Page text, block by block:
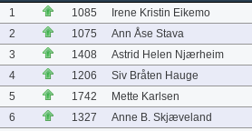
1
1085
Irene Kristin Eikemo
2
1075
Ann Åse Stava
3
1408
Astrid Helen Njærheim
4
1206
Siv Bråten Hauge
5
1742
Mette Karlsen
6
1327
Anne B. Skjæveland